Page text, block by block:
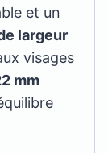
et un
largeur
visages
mm